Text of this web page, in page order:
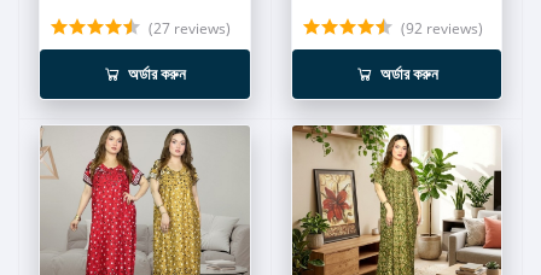
(27 reviews)
অর্ডার করুন
(92 reviews)
অর্ডার করুন